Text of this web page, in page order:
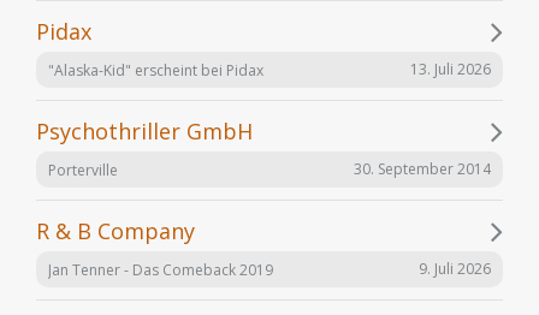
Pidax
"Alaska-Kid" erscheint bei Pidax 13. Juli 2026
Psychothriller GmbH
Porterville 30. September 2014
R & B Company
Jan Tenner - Das Comeback 2019 9. Juli 2026